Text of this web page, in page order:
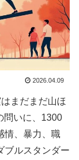
2026.04.09
まだまだ山ほ
いに、1300
情、暴力、職
ブルスタンダー